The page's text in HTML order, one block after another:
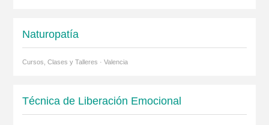
Naturopatía
Cursos, Clases y Talleres · Valencia
Técnica de Liberación Emocional